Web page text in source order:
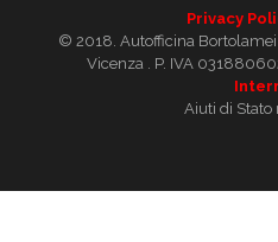
Privacy
© 2018. Autofficina Bortolamei
Vicenza . P. IVA
Aiuti di Stato